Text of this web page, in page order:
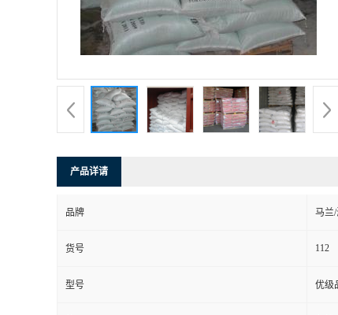
产品详请
品牌 马兰
货号 112
型号 优级